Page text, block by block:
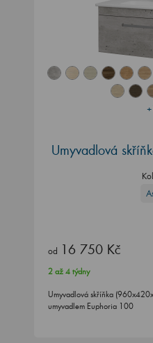
Umyvadlová
od 16 750 Kč
2 až 4 týdny
Umyvadlová skříňka
umyvadlem Euphoria 100